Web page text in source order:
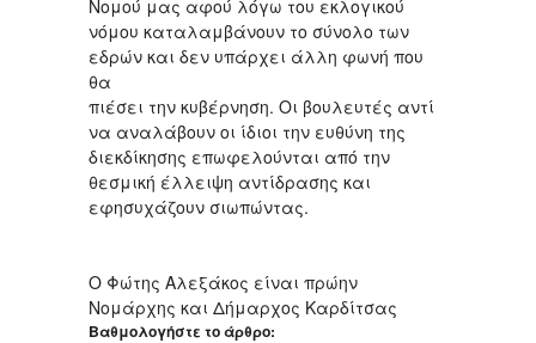
Νομού μας αφού λόγω του εκλογικού
νόμου καταλαμβάνουν το σύνολο των
εδρών και δεν υπάρχει άλλη φωνή που
θα
πιέσει την κυβέρνηση. Οι βουλευτές αντί
να αναλάβουν οι ίδιοι την ευθύνη της
διεκδίκησης επωφελούνται από την
θεσμική έλλειψη αντίδρασης και
εφησυχάζουν σιωπώντας.
Ο Φώτης Αλεξάκος είναι πρώην
Νομάρχης και Δήμαρχος Καρδίτσας
Βαθμολογήστε το άρθρο: